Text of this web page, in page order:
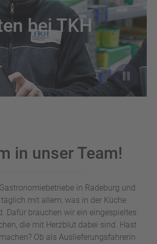
bei TKH
in unser Team!
in Radeburg und
mit allem, was in der Küche
Dafür brauchen wir ein eingespieltes
die mit Herzblut dabei sind. Hast
Ob als Auslieferungsfahrerin